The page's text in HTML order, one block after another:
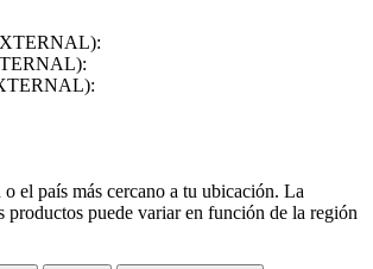
el país más cercano a tu ubicación. La
productos puede variar en función de la región